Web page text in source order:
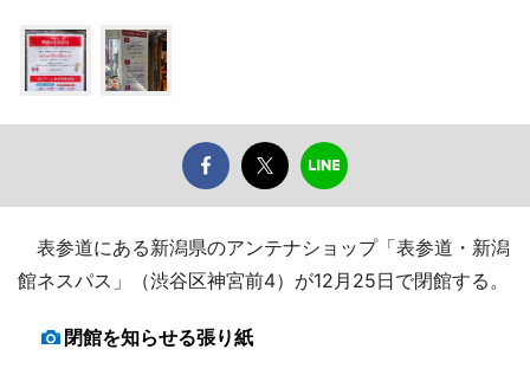
表参道にある新潟県のアンテナショップ「表参道・新潟
館ネスパス」（渋谷区神宮前4）が12月25日で閉館する。
閉館を知らせる張り紙